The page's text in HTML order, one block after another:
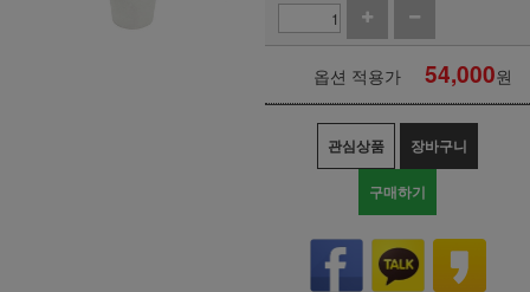
옵션 적용가 54,000원
관심상품 장바구니
구매하기